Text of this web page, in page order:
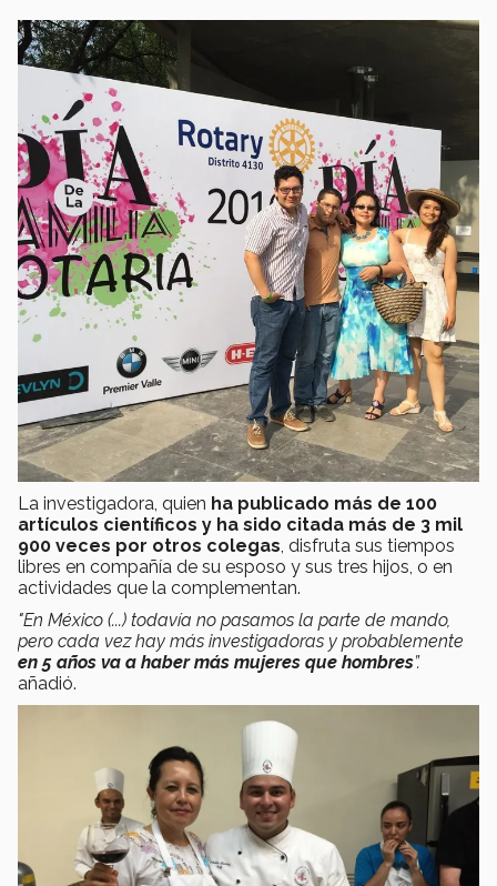
La investigadora, quien ha publicado más de 100
artículos científicos y ha sido citada más de 3 mil
900 veces por otros colegas , disfruta sus tiempos
libres en compañía de su esposo y sus tres hijos, o en
actividades que la complementan.
"En México (...) todavía no pasamos la parte de mando,
pero cada vez hay más investigadoras y probablemente
en 5 años va a haber más mujeres que hombres”.
añadió.